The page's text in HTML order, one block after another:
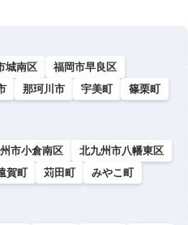
城南区
福岡市早良区
那珂川市 宇美町
篠栗町
市小倉南区
北九州市八幡東区
賀町 苅田町
みやこ町